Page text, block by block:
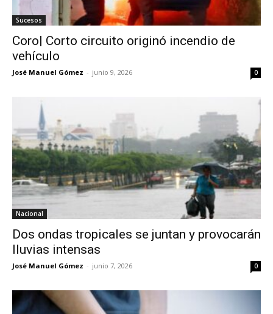
Sucesos
Coro| Corto circuito originó incendio de
vehículo
José Manuel Gómez - junio 9, 2026 0
Nacional
Dos ondas tropicales se juntan y provocarán
lluvias intensas
José Manuel Gómez - junio 7, 2026 0